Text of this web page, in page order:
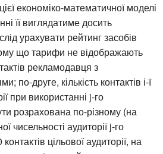
економіко-математичної моделі
її виглядатиме досить
урахувати рейтинг засобів
що тарифи не відображають
рекламодавця з
по-друге, кількість контактів і-ї
при використанні j-го
розрахована по-різному (на
чисельності аудиторії j-го
цільової аудиторії, на